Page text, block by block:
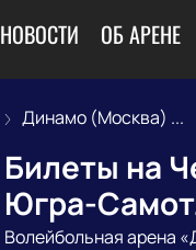
НОВОСТИ ОБ АРЕНЕ
Динамо (Москва) ...
Билеты на
Югра-
Волейбольная арена